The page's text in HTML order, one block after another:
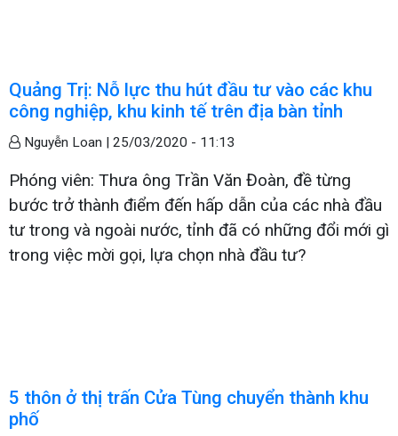
Quảng Trị: Nỗ lực thu hút đầu tư vào các khu
công nghiệp, khu kinh tế trên địa bàn tỉnh
Nguyễn Loan | 25/03/2020 - 11:13
Phóng viên: Thưa ông Trần Văn Đoàn, đề từng
bước trở thành điểm đến hấp dẫn của các nhà đầu
tư trong và ngoài nước, tỉnh đã có những đổi mới gì
trong việc mời gọi, lựa chọn nhà đầu tư?
5 thôn ở thị trấn Cửa Tùng chuyển thành khu
phố